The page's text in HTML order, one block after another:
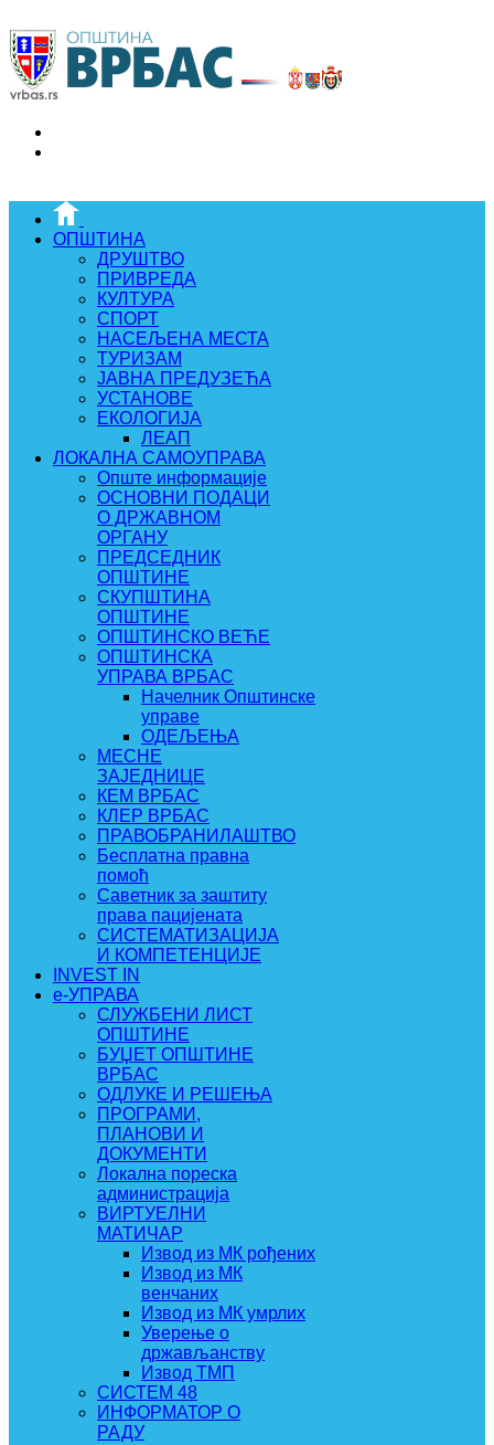
ОПШТИНА
ДРУШТВО
ПРИВРЕДА
КУЛТУРА
СПОРТ
НАСЕЉЕНА МЕСТА
ТУРИЗАМ
ЈАВНА ПРЕДУЗЕЋА
УСТАНОВЕ
ЕКОЛОГИЈА
ЛЕАП
ЛОКАЛНА САМОУПРАВА
Опште информације
ОСНОВНИ ПОДАЦИ
О ДРЖАВНОМ
ОРГАНУ
ПРЕДСЕДНИК
ОПШТИНЕ
СКУПШТИНА
ОПШТИНЕ
ОПШТИНСКО ВЕЋЕ
ОПШТИНСКА
УПРАВА ВРБАС
Начелник Општинске
управе
ОДЕЉЕЊА
МЕСНЕ
ЗАЈЕДНИЦЕ
КЕМ ВРБАС
КЛЕР ВРБАС
ПРАВОБРАНИЛАШТВО
Бесплатна правна
помоћ
Саветник за заштиту
права пацијената
СИСТЕМАТИЗАЦИЈА
И КОМПЕТЕНЦИЈЕ
INVEST IN
e-УПРАВА
СЛУЖБЕНИ ЛИСТ
ОПШТИНЕ
БУЏЕТ ОПШТИНЕ
ВРБАС
ОДЛУКЕ И РЕШЕЊА
ПРОГРАМИ,
ПЛАНОВИ И
ДОКУМЕНТИ
Локална пореска
администрација
ВИРТУЕЛНИ
МАТИЧАР
Извод из МК рођених
Извод из МК
венчаних
Извод из МК умрлих
Уверење о
држављанству
Извод ТМП
СИСТЕМ 48
ИНФОРМАТОР О
РАДУ